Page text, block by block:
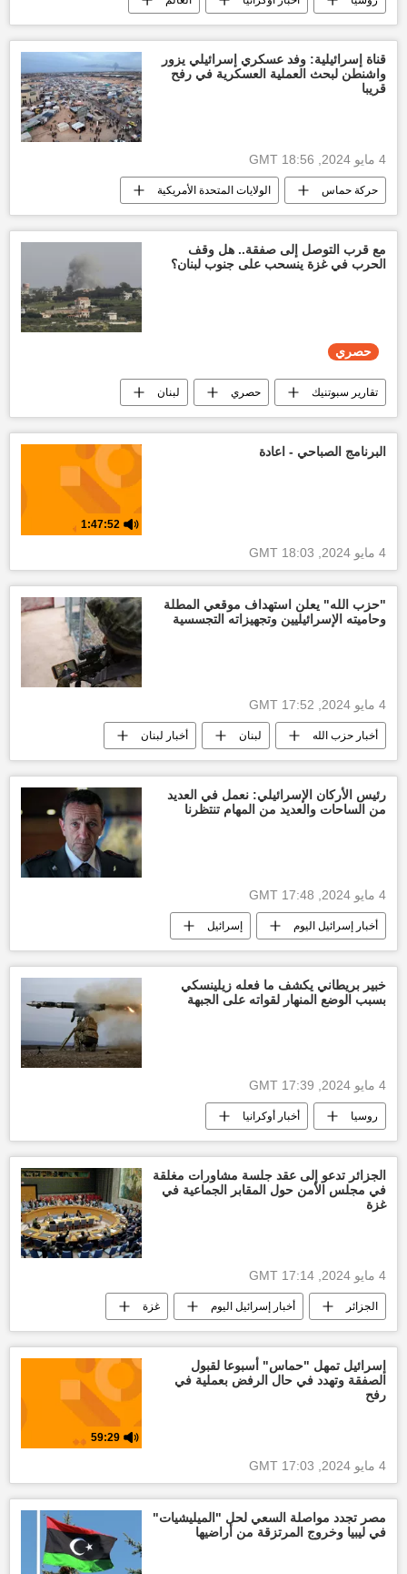
أخبار العالم الآن
قناة إسرائيلية: وفد عسكري إسرائيلي يزور
واشنطن لبحث العملية العسكرية في رفح
قريبا
4 مايو 2024, 18:56 GMT
حركة حماس الولايات المتحدة الأمريكية
غزة التصعيد العسكري بين غزة وإسرائيل
العدوان الإسرائيلي على غزة قطاع غزة
أخبار فلسطين اليوم العالم العربي
مع قرب التوصل إلى صفقة.. هل وقف
الحرب في غزة ينسحب على جنوب لبنان؟
حصري
تقارير سبوتنيك حصري لبنان
أخبار لبنان أخبار إسرائيل اليوم
العالم العربي
البرنامج الصباحي - اعادة
1:47:52
4 مايو 2024, 18:03 GMT
"حزب الله" يعلن استهداف موقعي المطلة
وحاميته الإسرائيليين وتجهيزاته التجسسية
4 مايو 2024, 17:52 GMT
أخبار حزب الله لبنان أخبار لبنان
أخبار إسرائيل اليوم إسرائيل
أخبار فلسطين اليوم العالم العربي
طوفان الأقصى غزة
وقف إطلاق النار بين قطاع غزة وإسرائيل
التصعيد العسكري بين قطاع غزة وإسرائيل
رئيس الأركان الإسرائيلي: نعمل في العديد
من الساحات والعديد من المهام تنتظرنا
4 مايو 2024, 17:48 GMT
أخبار إسرائيل اليوم إسرائيل
العالم العربي الأخبار غزة
التصعيد العسكري بين غزة وإسرائيل
العدوان الإسرائيلي على غزة قطاع غزة
خبير بريطاني يكشف ما فعله زيلينسكي
بسبب الوضع المنهار لقواته على الجبهة
4 مايو 2024, 17:39 GMT
روسيا أخبار أوكرانيا
الجزائر تدعو إلى عقد جلسة مشاورات مغلقة
في مجلس الأمن حول المقابر الجماعية في
غزة
4 مايو 2024, 17:14 GMT
الجزائر أخبار إسرائيل اليوم غزة
التصعيد العسكري بين غزة وإسرائيل
العدوان الإسرائيلي على غزة قطاع غزة
وقف إطلاق النار بين قطاع غزة وإسرائيل
العالم العربي طوفان الأقصى
إسرائيل تمهل "حماس" أسبوعا لقبول
الصفقة وتهدد في حال الرفض بعملية في
رفح
59:29
4 مايو 2024, 17:03 GMT
مصر تجدد مواصلة السعي لحل "الميليشيات"
في ليبيا وخروج المرتزقة من أراضيها